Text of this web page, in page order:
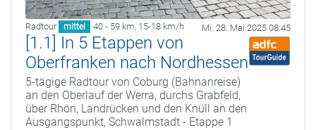
Radtour mittel 40 - 59 km, 15-18 km/h Mi. 28. Mai 2025 08:45
[1.1] In 5 Etappen von
Oberfranken nach Nordhessen
5-tägige Radtour von Coburg (Bahnanreise)
an den Oberlauf der Werra, durchs Grabfeld,
über Rhön, Landrücken und den Knüll an den
Ausgangspunkt, Schwalmstadt - Etappe 1